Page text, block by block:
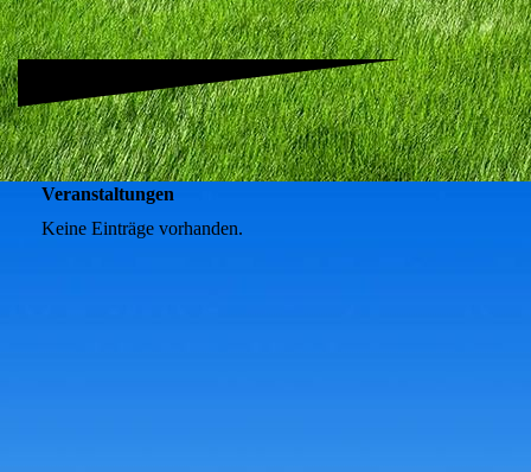
Veranstaltungen
Keine Einträge vorhanden.